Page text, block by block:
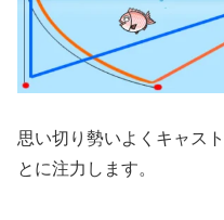
思い切り勢いよくキャス
とに注力します。